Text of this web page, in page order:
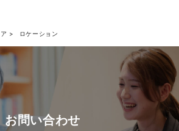
ロケーション
お問い合わせ